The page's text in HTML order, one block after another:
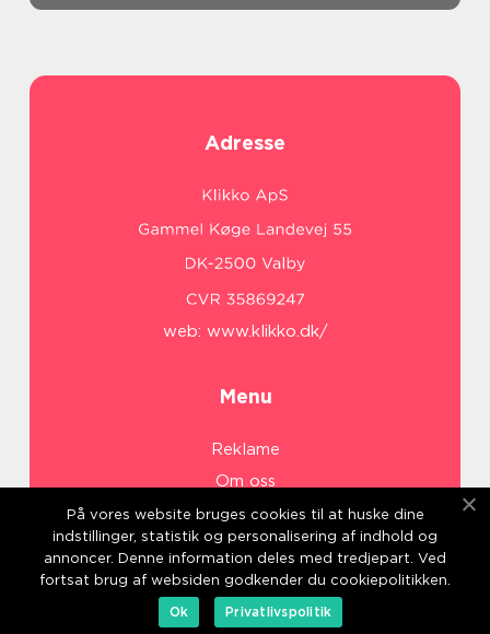
Adresse
web: www.klikko.dk/
Menu
Reklame
Om oss
Cookies
Kontakt Oss
Sitemap
På vores website bruges cookies til at huske dine
indstillinger, statistik og personalisering af indhold og
annoncer. Denne information deles med tredjepart. Ved
fortsat brug af websiden godkender du cookiepolitikken.
Ok
Privatlivspolitik